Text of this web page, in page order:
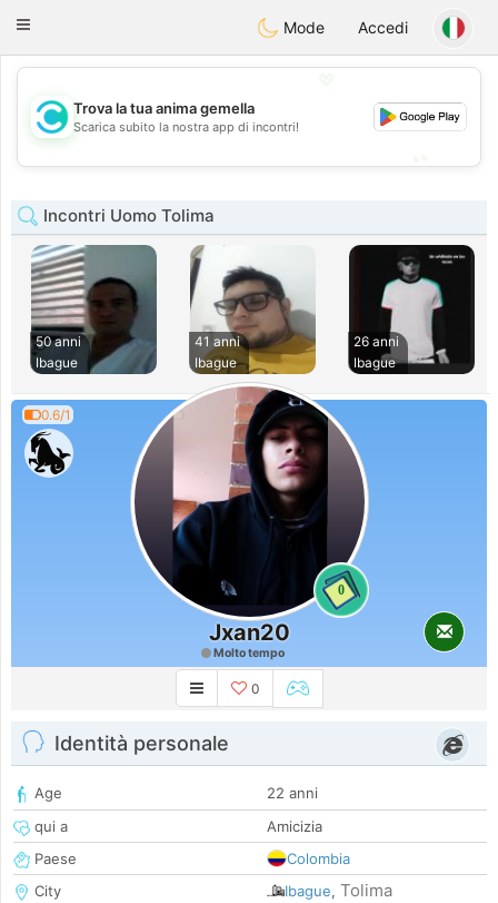
olombiaCitas
Toggle
Mode Accedi
💖
💕
Trova la tua anima gemella
Scarica subito la nostra app di incontri!
Incontri Uomo Tolima
50 anni
Ibague
41 anni
Ibague
26 anni
Ibague
0.6/1
0
Jxan20
Molto tempo
0
Identità personale
Age
22 anni
qui a
Amicizia
Paese
Colombia
City
Ibague, Tolima